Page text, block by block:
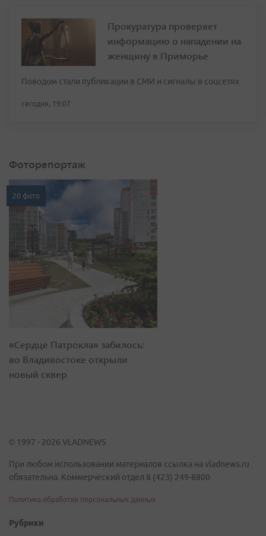
Прокуратура проверяет
информацию о нападении на
женщину в Приморье
Поводом стали публикации в СМИ и сигналы в соцсетях
сегодня, 19:07
Фоторепортаж
20 фото
«Сердце Патрокла» забилось:
во Владивостоке открыли
новый сквер
© 1997 - 2026 VLADNEWS
При любом использовании материалов ссылка на vladnews.ru
обязательна. Коммерческий отдел 8 (423) 249-8800
Политика обработки персональных данных
Рубрики